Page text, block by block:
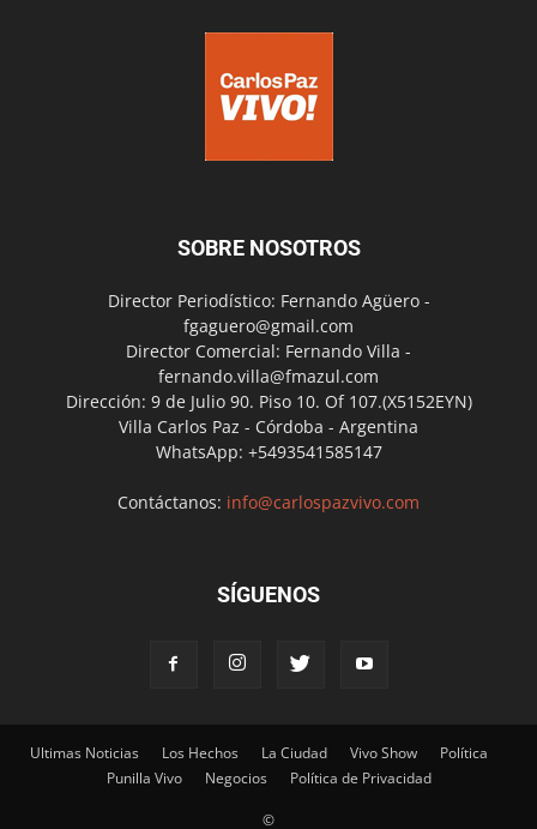
SOBRE NOSOTROS
Director Periodístico: Fernando Agüero -
fgaguero@gmail.com
Director Comercial: Fernando Villa -
fernando.villa@fmazul.com
Dirección: 9 de Julio 90. Piso 10. Of 107.(X5152EYN)
Villa Carlos Paz - Córdoba - Argentina
WhatsApp: +5493541585147
Contáctanos: info@carlospazvivo.com
SÍGUENOS
Ultimas Noticias Los Hechos La Ciudad Vivo Show
Política
Punilla Vivo
Negocios Política de Privacidad
©